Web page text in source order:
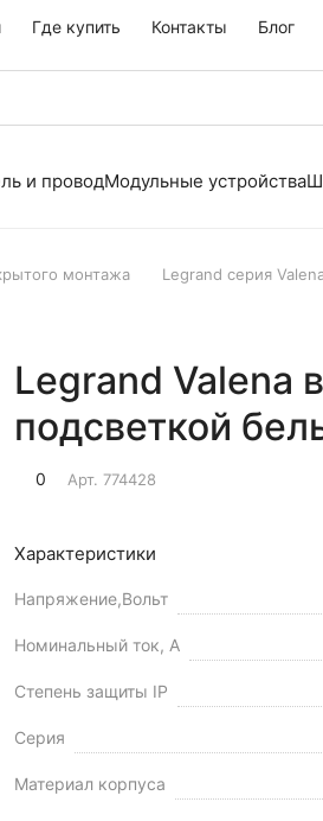
Где купить Контакты Блог
и проводМодульные устройства
монтажа Legrand серия
Legrand Valena
подсветкой
0 Арт. 774428
Характеристики
Напряжение,Вольт
Номинальный ток, А
Степень защиты IP
Серия
Материал корпуса